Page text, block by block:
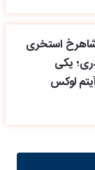
استخری
یکی
لوکس